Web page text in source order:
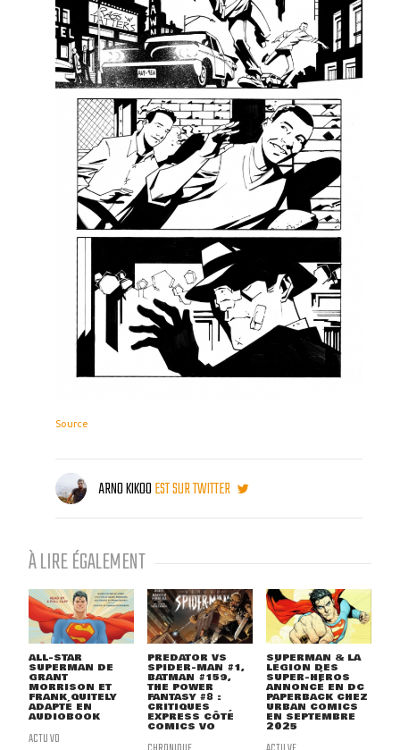
Source
ARNO KIKOOEST SUR TWITTER
À LIRE ÉGALEMENT
ALL-STAR
SUPERMAN DE
GRANT
MORRISON ET
FRANK QUITELY
ADAPTÉ EN
AUDIOBOOK
ACTU VO
PREDATOR VS
SPIDER-MAN #1,
BATMAN #159,
THE POWER
FANTASY #8 :
CRITIQUES
EXPRESS CÔTÉ
COMICS VO
SUPERMAN & LA
LÉGION DES
SUPER-HÉROS
ANNONCÉ EN DC
PAPERBACK CHEZ
URBAN COMICS
EN SEPTEMBRE
2025